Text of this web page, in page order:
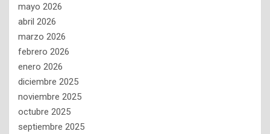
mayo 2026
abril 2026
marzo 2026
febrero 2026
enero 2026
diciembre 2025
noviembre 2025
octubre 2025
septiembre 2025